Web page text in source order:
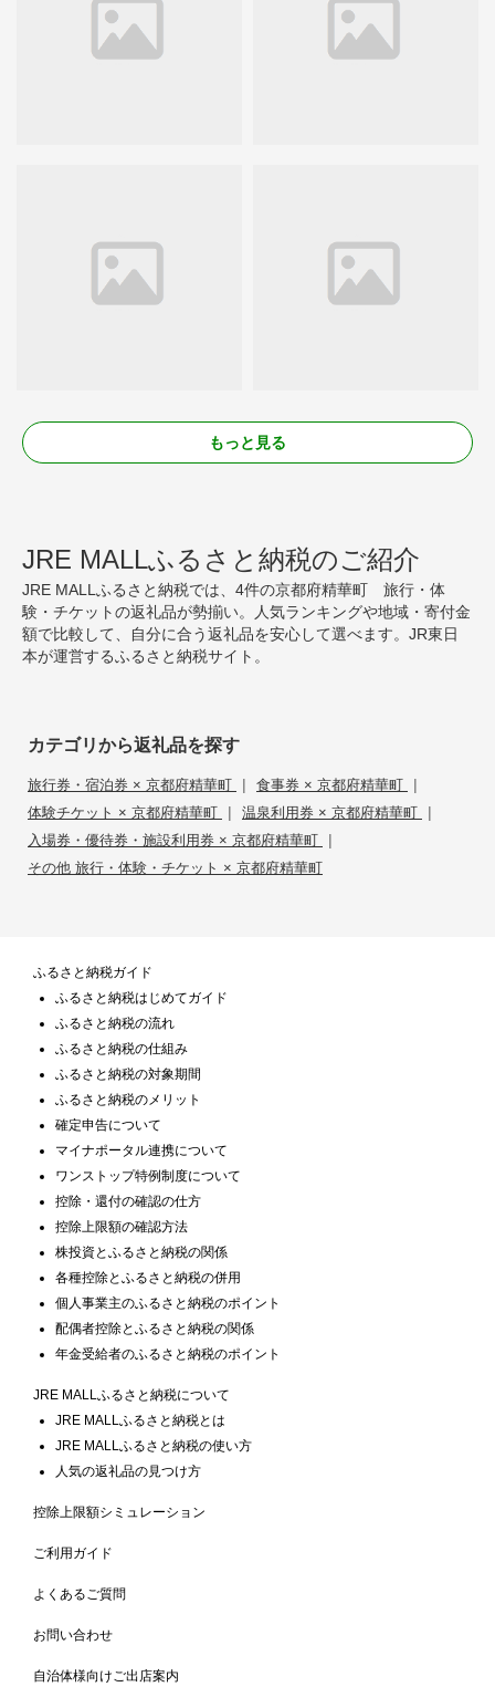
もっと見る
JRE MALLふるさと納税のご紹介
JRE MALLふるさと納税では、4件の京都府精華町 旅行・体
験・チケットの返礼品が勢揃い。人気ランキングや地域・寄付金
額で比較して、自分に合う返礼品を安心して選べます。JR東日
本が運営するふるさと納税サイト。
カテゴリから返礼品を探す
旅行券・宿泊券 × 京都府精華町 | 食事券 × 京都府精華町 |
体験チケット × 京都府精華町 | 温泉利用券 × 京都府精華町 |
入場券・優待券・施設利用券 × 京都府精華町 |
その他 旅行・体験・チケット × 京都府精華町
ふるさと納税ガイド
ふるさと納税はじめてガイド
ふるさと納税の流れ
ふるさと納税の仕組み
ふるさと納税の対象期間
ふるさと納税のメリット
確定申告について
マイナポータル連携について
ワンストップ特例制度について
控除・還付の確認の仕方
控除上限額の確認方法
株投資とふるさと納税の関係
各種控除とふるさと納税の併用
個人事業主のふるさと納税のポイント
配偶者控除とふるさと納税の関係
年金受給者のふるさと納税のポイント
JRE MALLふるさと納税について
JRE MALLふるさと納税とは
JRE MALLふるさと納税の使い方
人気の返礼品の見つけ方
控除上限額シミュレーション
ご利用ガイド
よくあるご質問
お問い合わせ
自治体様向けご出店案内